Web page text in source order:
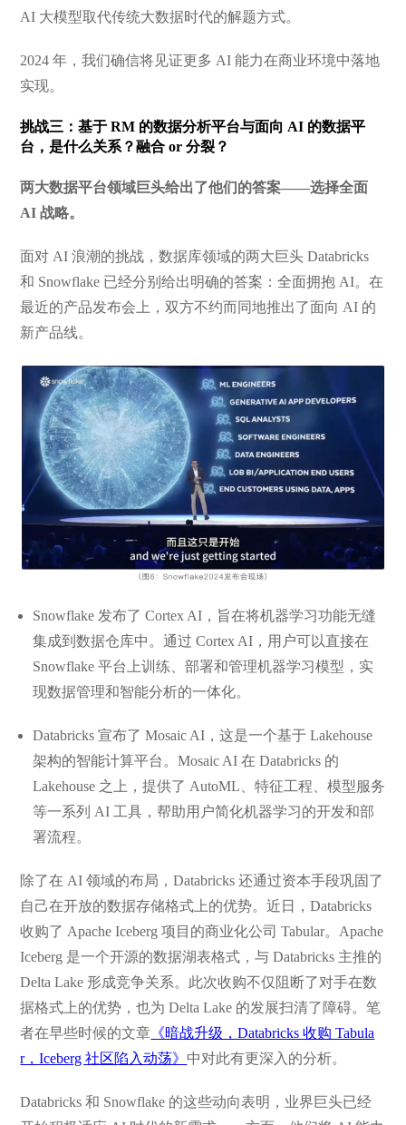
AI 大模型取代传统大数据时代的解题方式。
2024 年，我们确信将见证更多 AI 能力在商业环境中落地
实现。
挑战三：基于 RM 的数据分析平台与面向 AI 的数据平
台，是什么关系？融合 or 分裂？
两大数据平台领域巨头给出了他们的答案——选择全面
AI 战略。
面对 AI 浪潮的挑战，数据库领域的两大巨头 Databricks
和 Snowflake 已经分别给出明确的答案：全面拥抱 AI。在
最近的产品发布会上，双方不约而同地推出了面向 AI 的
新产品线。
Snowflake 发布了 Cortex AI，旨在将机器学习功能无缝
集成到数据仓库中。通过 Cortex AI，用户可以直接在
Snowflake 平台上训练、部署和管理机器学习模型，实
现数据管理和智能分析的一体化。
Databricks 宣布了 Mosaic AI，这是一个基于 Lakehouse
架构的智能计算平台。Mosaic AI 在 Databricks 的
Lakehouse 之上，提供了 AutoML、特征工程、模型服务
等一系列 AI 工具，帮助用户简化机器学习的开发和部
署流程。
除了在 AI 领域的布局，Databricks 还通过资本手段巩固了
自己在开放的数据存储格式上的优势。近日，Databricks
收购了 Apache Iceberg 项目的商业化公司 Tabular。Apache
Iceberg 是一个开源的数据湖表格式，与 Databricks 主推的
Delta Lake 形成竞争关系。此次收购不仅阻断了对手在数
据格式上的优势，也为 Delta Lake 的发展扫清了障碍。笔
者在早些时候的文章 《暗战升级，Databricks 收购 Tabula
r，Iceberg 社区陷入动荡》 中对此有更深入的分析。
Databricks 和 Snowflake 的这些动向表明，业界巨头已经